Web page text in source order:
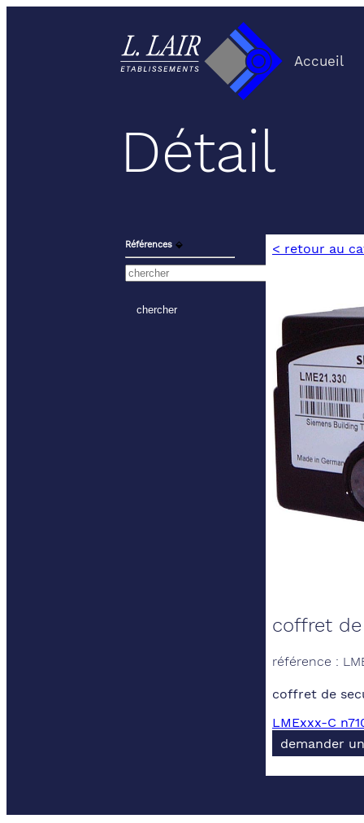
Accueil
Détail
Références ⬙ < retour au
coffret
référence :
coffret de
LMExxx-C
demander